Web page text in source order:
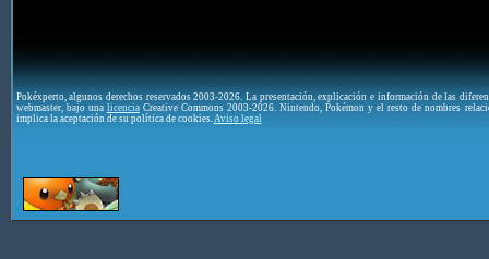
Pokéxperto, algunos derechos reservados 2003-2026. La presentación, explicación e información de las
webmaster, bajo una licenciaCreative Commons 2003-2026. Nintendo, Pokémon y el resto de nombres
implica la aceptación de su política de cookies. Aviso legal